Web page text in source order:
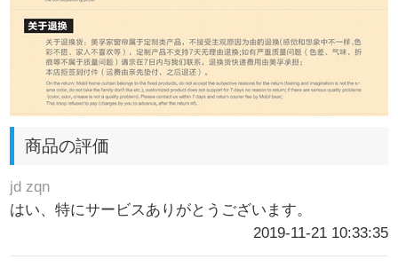
商品の評価
jd zqn
はい、特にサービスありがとうございます。
2019-11-21 10:33:35